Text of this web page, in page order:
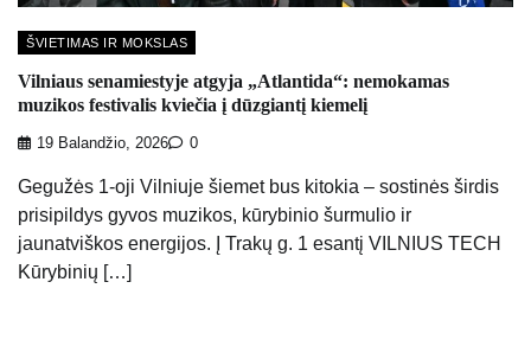
ŠVIETIMAS IR MOKSLAS
Vilniaus senamiestyje atgyja „Atlantida“: nemokamas
muzikos festivalis kviečia į dūzgiantį kiemelį
19 Balandžio, 2026 0
Gegužės 1-oji Vilniuje šiemet bus kitokia – sostinės širdis
prisipildys gyvos muzikos, kūrybinio šurmulio ir
jaunatviškos energijos. Į Trakų g. 1 esantį VILNIUS TECH
Kūrybinių […]